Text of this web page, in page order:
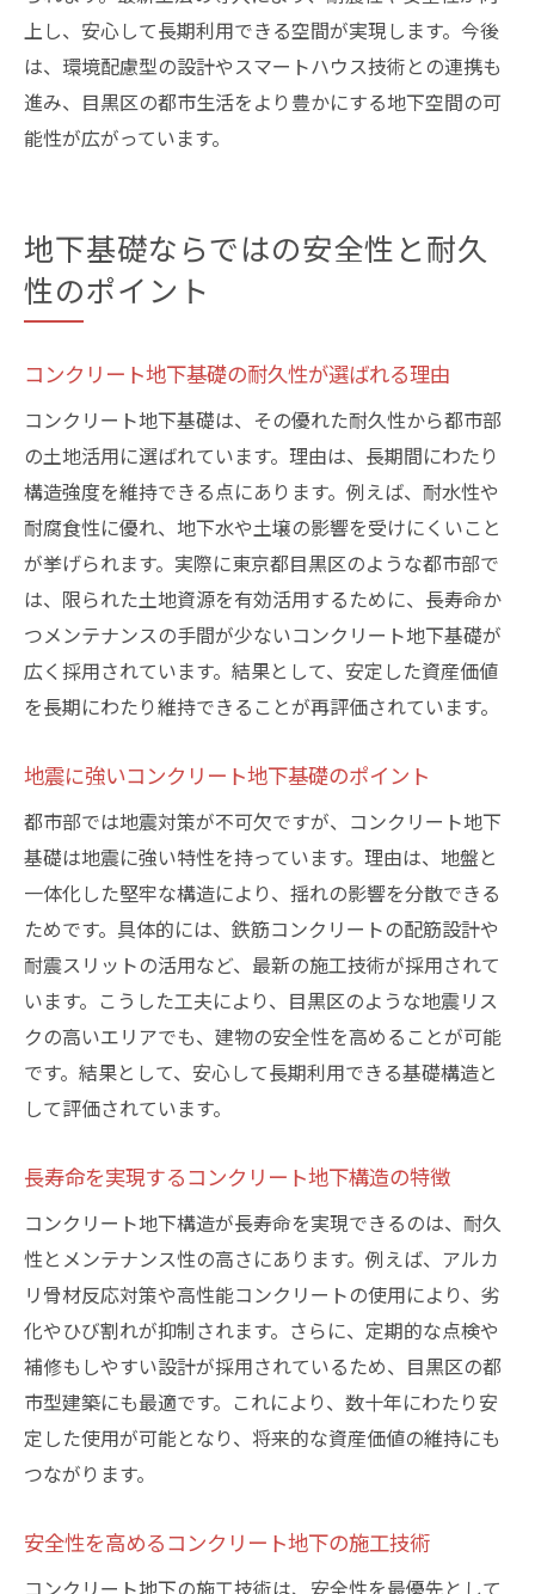
上し、安心して長期利用できる空間が実現します。今後
は、環境配慮型の設計やスマートハウス技術との連携も
進み、目黒区の都市生活をより豊かにする地下空間の可
能性が広がっています。
地下基礎ならではの安全性と耐久
性のポイント
コンクリート地下基礎の耐久性が選ばれる理由
コンクリート地下基礎は、その優れた耐久性から都市部
の土地活用に選ばれています。理由は、長期間にわたり
構造強度を維持できる点にあります。例えば、耐水性や
耐腐食性に優れ、地下水や土壌の影響を受けにくいこと
が挙げられます。実際に東京都目黒区のような都市部で
は、限られた土地資源を有効活用するために、長寿命か
つメンテナンスの手間が少ないコンクリート地下基礎が
広く採用されています。結果として、安定した資産価値
を長期にわたり維持できることが再評価されています。
地震に強いコンクリート地下基礎のポイント
都市部では地震対策が不可欠ですが、コンクリート地下
基礎は地震に強い特性を持っています。理由は、地盤と
一体化した堅牢な構造により、揺れの影響を分散できる
ためです。具体的には、鉄筋コンクリートの配筋設計や
耐震スリットの活用など、最新の施工技術が採用されて
います。こうした工夫により、目黒区のような地震リス
クの高いエリアでも、建物の安全性を高めることが可能
です。結果として、安心して長期利用できる基礎構造と
して評価されています。
長寿命を実現するコンクリート地下構造の特徴
コンクリート地下構造が長寿命を実現できるのは、耐久
性とメンテナンス性の高さにあります。例えば、アルカ
リ骨材反応対策や高性能コンクリートの使用により、劣
化やひび割れが抑制されます。さらに、定期的な点検や
補修もしやすい設計が採用されているため、目黒区の都
市型建築にも最適です。これにより、数十年にわたり安
定した使用が可能となり、将来的な資産価値の維持にも
つながります。
安全性を高めるコンクリート地下の施工技術
コンクリート地下の施工技術は、安全性を最優先として